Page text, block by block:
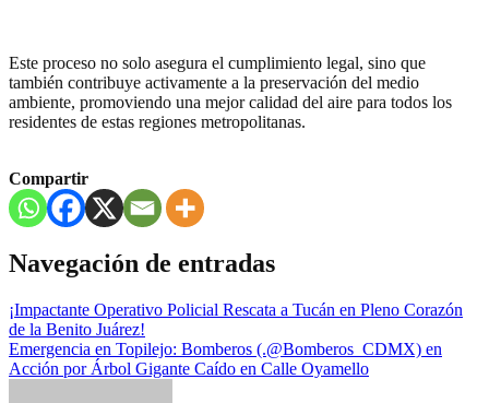
Este proceso no solo asegura el cumplimiento legal, sino que
también contribuye activamente a la preservación del medio
ambiente, promoviendo una mejor calidad del aire para todos los
residentes de estas regiones metropolitanas.
Compartir
Navegación de entradas
¡Impactante Operativo Policial Rescata a Tucán en Pleno Corazón
de la Benito Juárez!
Emergencia en Topilejo: Bomberos (.@Bomberos_CDMX) en
Acción por Árbol Gigante Caído en Calle Oyamello